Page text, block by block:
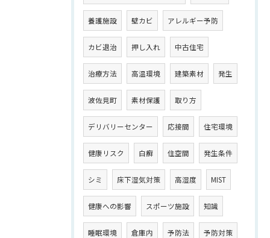
養護施設 壁カビ アレルギー予防
カビ退治 押し入れ 中古住宅
治療方法 高温環境 建築素材 発生
波佐見町 素材保護 取り方
デリバリーセンター 応接間 住宅環境
健康リスク 白癬 住空間 発生条件
シミ 床下湿気対策 高湿度 MIST
健康への影響 スポーツ施設 知識
睡眠環境 倉庫内 予防法 予防対策